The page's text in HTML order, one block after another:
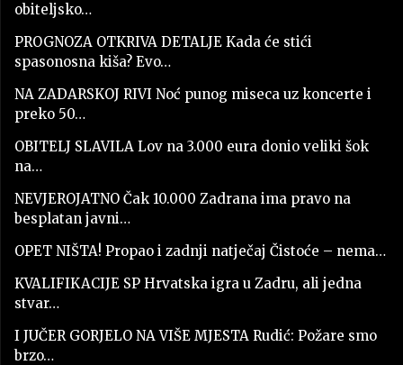
obiteljsko…
PROGNOZA OTKRIVA DETALJE Kada će stići
spasonosna kiša? Evo…
NA ZADARSKOJ RIVI Noć punog miseca uz koncerte i
preko 50…
OBITELJ SLAVILA Lov na 3.000 eura donio veliki šok
na…
NEVJEROJATNO Čak 10.000 Zadrana ima pravo na
besplatan javni…
OPET NIŠTA! Propao i zadnji natječaj Čistoće – nema…
KVALIFIKACIJE SP Hrvatska igra u Zadru, ali jedna
stvar…
I JUČER GORJELO NA VIŠE MJESTA Rudić: Požare smo
brzo…